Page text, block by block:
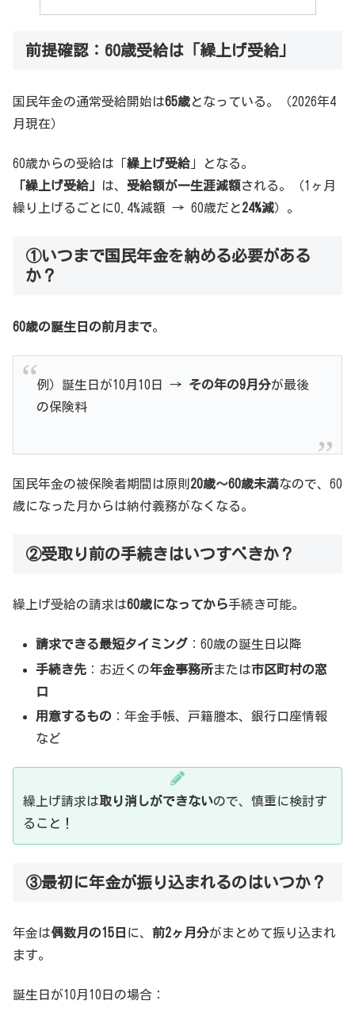
前提確認：60歳受給は「繰上げ受給」
国民年金の通常受給開始は65歳となっている。（2026年4
月現在）
60歳からの受給は「繰上げ受給 」となる。
「繰上げ受給 は、 受給額が一生涯減額される。（1ヶ月
繰り上げるごとに0.4%減額 → 60歳だと24%減）。
①いつまで国民年金を納める必要がある
か？
60歳の誕生日の前月まで。
例）誕生日が10月10日 → その年の9月分が最後
の保険料
国民年金の被保険者期間は原則 20歳〜60歳未満なので、60
歳になった月からは納付義務がなくなる。
②受取り前の手続きはいつすべきか？
繰上げ受給の請求は60歳になってから手続き可能。
請求できる最短タイミング ：60歳の誕生日以降
手続き先 ：お近くの年金事務所または市区町村の窓
口
用意するもの ：年金手帳、戸籍謄本、銀行口座情報
など
繰上げ請求は取り消しができないので、慎重に検討す
ること！
③最初に年金が振り込まれるのはいつか？
年金は偶数月の15日 に、 前2ヶ月分がまとめて振り込まれ
ます。
誕生日が10月10日の場合：